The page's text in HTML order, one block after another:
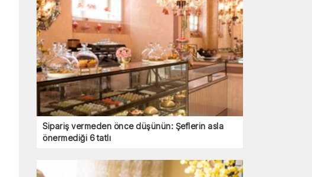
Sipariş vermeden önce düşünün: Şeflerin asla
önermediği 6 tatlı